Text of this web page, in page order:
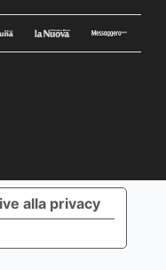
alla privacy